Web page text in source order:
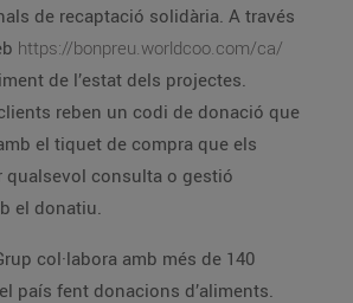
de recaptació solidària. A través
https://bonpreu.worldcoo.com/ca/
de l’estat dels projectes.
donació que
el tiquet de compra que els
qualsevol consulta o gestió
relacionada amb el donatiu.
col·labora amb més de 140
d’aliments.